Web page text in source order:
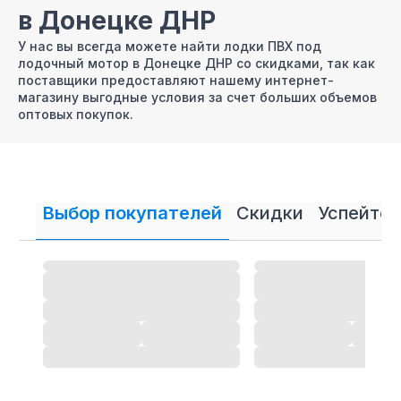
в Донецке ДНР
У нас вы всегда можете найти лодки ПВХ под
лодочный мотор в Донецке ДНР со скидками, так как
поставщики предоставляют нашему интернет-
магазину выгодные условия за счет больших объемов
оптовых покупок.
моторов
уровень сервиса и качества работ. Запчасти и
нашем авторизованном сервисном центре. Лодки ПВХ
приобретенные у нас обслуживается с 20% скидкой.
Кредит, рассрочка на
надувные лодки ПВХ в
Выбор покупателей Скидки Успейте